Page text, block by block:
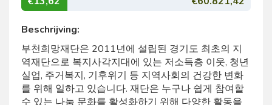
Beschrijving:
부천희망재단은 2011년에 설립된 경기도 최초의 지
역재단으로 복지사각지대에 있는 저소득층 이웃, 청년
실업, 주거복지, 기후위기 등 지역사회의 건강한 변화
를 위해 일하고 있습니다. 재단은 누구나 쉽게 참여할
수 있는 나눔 문화를 활성화하기 위해 다양한 활동을